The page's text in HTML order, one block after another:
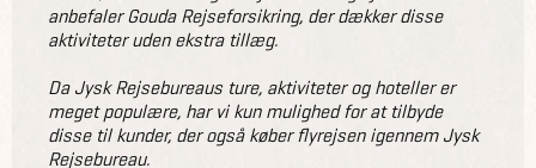
anbefaler Gouda Rejseforsikring, der dækker disse
aktiviteter uden ekstra tillæg.
Da Jysk Rejsebureaus ture, aktiviteter og hoteller er
meget populære, har vi kun mulighed for at tilbyde
disse til kunder, der også køber flyrejsen igennem Jysk
Rejsebureau.